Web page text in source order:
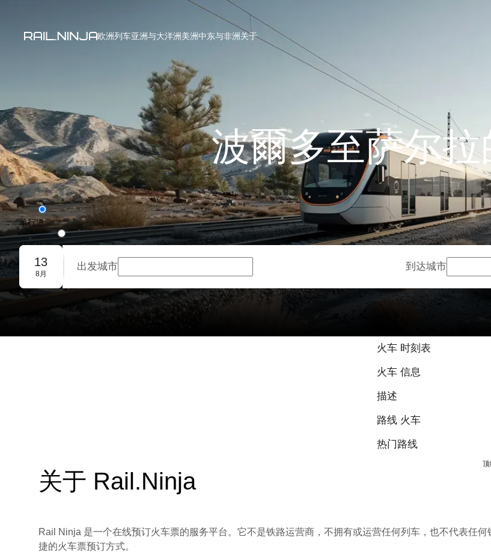
欧洲列车亚洲与大洋洲美洲中东与非洲关于
波爾多至萨尔
单行道
往返旅程
团体预订
13
8月
出发城市 到达城市
火车 时刻表
火车 信息
描述
路线 火车
热门路线
关于 Rail.Ninja
顶
Rail Ninja 是一个在线预订火车票的服务平台。它不是铁路运营商，不拥有或运营任何列车，也不代表任
捷的火车票预订方式。